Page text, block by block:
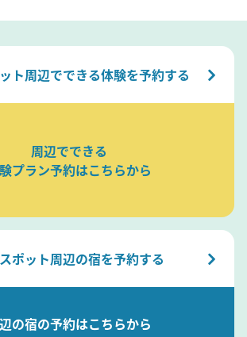
ト周辺でできる体験を予約する
周辺でできる
プラン予約はこちらから
ポット周辺の宿を予約する
の宿の予約はこちらから